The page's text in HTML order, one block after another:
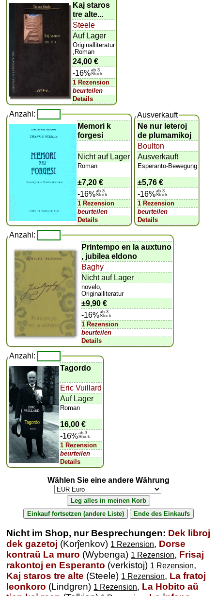
Kaj staros
tre alte...
Steele
Auf Lager
Originalliteratur
,Roman
24,00 €
-16%ab 3
Stück
1 Rezension
beurteilen
Details
Anzahl:
Memori k
forgesi
Nicht auf Lager
Roman
±7,20 €
-16%ab 3
Stück
1 Rezension
beurteilen
Details
Ausverkauft
Ne nur leteroj
de plumamikoj
Boulton
Ausverkauft
Esperanto-Bewegung
±5,76 €
-16%ab 3
Stück
1 Rezension
beurteilen
Details
Anzahl:
Printempo en la auxtuno
, jubilea eldono
Baghy
Nicht auf Lager
novelo,
Originalliteratur
±9,90 €
-16%ab 3
Stück
1 Rezension
beurteilen
Details
Anzahl:
Tagordo
Eric Vuillard
Auf Lager
Roman
16,00 €
-16%ab 3
Stück
1 Rezension
beurteilen
Details
Wählen Sie eine andere Währung
Nicht im Shop, nur Besprechungen: Dek libroj
dek gazetoj (Korĵenkov) 1 Rezension, Dorse
kontraŭ La muro (Wybenga) 1 Rezension, Frisaj
rakontoj en Esperanto (verkistoj) 1 Rezension,
Kaj staros tre alte (Steele) 1 Rezension, La fratoj
leonkoro (Lindgren) 1 Rezension, La Hobito aŭ